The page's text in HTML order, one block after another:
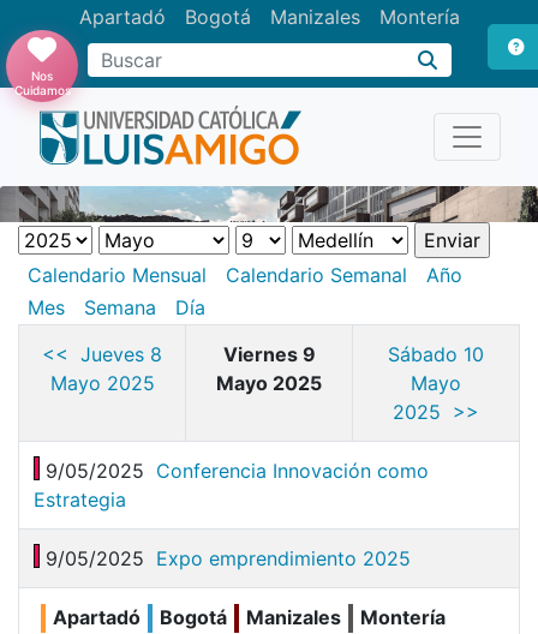
Apartadó Bogotá Manizales Montería
Buscar
Nos
Cuidamos
Calendario Mensual Calendario Semanal
Año
Mes
Semana
Día
<< Jueves 8
Mayo 2025
Viernes 9
Mayo 2025
Sábado 10
Mayo
2025 >>
9/05/2025 Conferencia Innovación como
Estrategia
9/05/2025 Expo emprendimiento 2025
Apartadó Bogotá Manizales
Montería